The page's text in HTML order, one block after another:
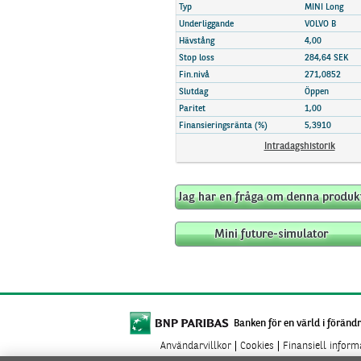
Typ
MINI Long
Underliggande
VOLVO B
Hävstång
4,00
Stop loss
284,64 SEK
Fin.nivå
271,0852
Slutdag
Öppen
Paritet
1,00
Finansieringsränta (%)
5,3910
Intradagshistorik
Banken för en värld i
Användarvillkor Cookies Finansiell